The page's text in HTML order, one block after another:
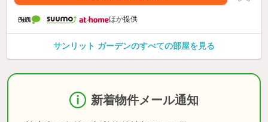
ほか提供
サンリット ガーデンのすべての部屋を見る
新着物件メール通知